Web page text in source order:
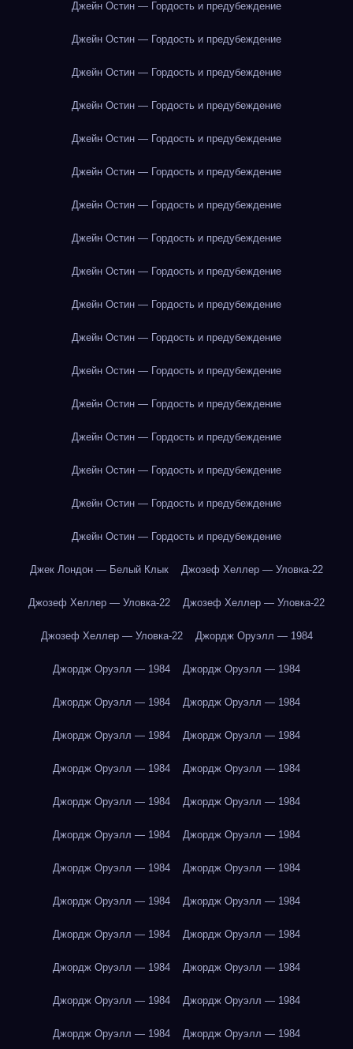
Джейн Остин — Гордость и предубеждение
Джейн Остин — Гордость и предубеждение
Джейн Остин — Гордость и предубеждение
Джейн Остин — Гордость и предубеждение
Джейн Остин — Гордость и предубеждение
Джейн Остин — Гордость и предубеждение
Джейн Остин — Гордость и предубеждение
Джейн Остин — Гордость и предубеждение
Джейн Остин — Гордость и предубеждение
Джейн Остин — Гордость и предубеждение
Джейн Остин — Гордость и предубеждение
Джейн Остин — Гордость и предубеждение
Джейн Остин — Гордость и предубеждение
Джейн Остин — Гордость и предубеждение
Джейн Остин — Гордость и предубеждение
Джейн Остин — Гордость и предубеждение
Джейн Остин — Гордость и предубеждение
Джек Лондон — Белый Клык Джозеф Хеллер — Уловка-22
Джозеф Хеллер — Уловка-22 Джозеф Хеллер — Уловка-22
Джозеф Хеллер — Уловка-22 Джордж Оруэлл — 1984
Джордж Оруэлл — 1984 Джордж Оруэлл — 1984
Джордж Оруэлл — 1984 Джордж Оруэлл — 1984
Джордж Оруэлл — 1984 Джордж Оруэлл — 1984
Джордж Оруэлл — 1984 Джордж Оруэлл — 1984
Джордж Оруэлл — 1984 Джордж Оруэлл — 1984
Джордж Оруэлл — 1984 Джордж Оруэлл — 1984
Джордж Оруэлл — 1984 Джордж Оруэлл — 1984
Джордж Оруэлл — 1984 Джордж Оруэлл — 1984
Джордж Оруэлл — 1984 Джордж Оруэлл — 1984
Джордж Оруэлл — 1984 Джордж Оруэлл — 1984
Джордж Оруэлл — 1984 Джордж Оруэлл — 1984
Джордж Оруэлл — 1984 Джордж Оруэлл — 1984